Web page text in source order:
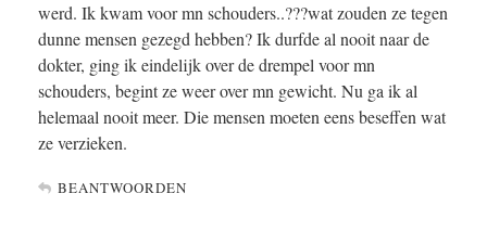
werd. Ik kwam voor mn schouders..???wat zouden ze tegen
dunne mensen gezegd hebben? Ik durfde al nooit naar de
dokter, ging ik eindelijk over de drempel voor mn
schouders, begint ze weer over mn gewicht. Nu ga ik al
helemaal nooit meer. Die mensen moeten eens beseffen wat
ze verzieken.
BEANTWOORDEN